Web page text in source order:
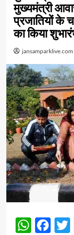
मुख्यमंत्री
प्रजातियों के
का किया
jansamparklive.com